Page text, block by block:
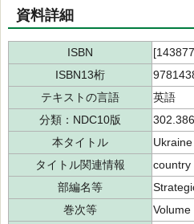
資料詳細
ISBN
ISBN13桁
テキストの言語
英語
分類：NDC10版
302.386
本タイトル
Ukraine
タイトル関連情報
country
部編名等
巻次等
Volume